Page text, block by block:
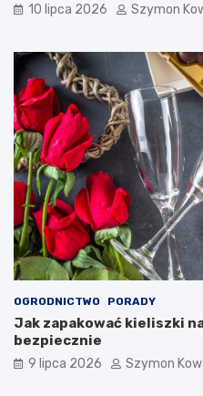
10 lipca 2026 Szymon
OGRODNICTWO PORADY
Jak zapakować kieliszki
bezpiecznie
9 lipca 2026 Szymon